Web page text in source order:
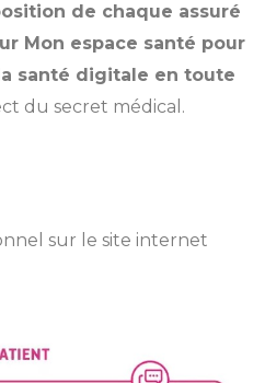
de chaque assuré
Mon espace santé pour
santé digitale en toute
du secret médical.
sur le site internet